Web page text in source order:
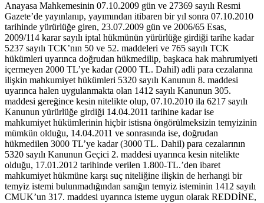
Anayasa Mahkemesinin 07.10.2009 gün ve 27369 sayılı Resmi
Gazete’de yayınlanıp, yayımından itibaren bir yıl sonra 07.10.2010
tarihinde yürürlüğe giren, 23.07.2009 gün ve 2006/65 Esas,
2009/114 karar sayılı iptal hükmünün yürürlüğe girdiği tarihe kadar
5237 sayılı TCK’nın 50 ve 52. maddeleri ve 765 sayılı TCK
hükümleri uyarınca doğrudan hükmedilip, başkaca hak mahrumiyeti
içermeyen 2000 TL’ye kadar (2000 TL. Dahil) adli para cezalarına
ilişkin mahkumiyet hükümleri 5320 sayılı Kanunun 8. maddesi
uyarınca halen uygulanmakta olan 1412 sayılı Kanunun 305.
maddesi gereğince kesin nitelikte olup, 07.10.2010 ila 6217 sayılı
Kanunun yürürlüğe girdiği 14.04.2011 tarihine kadar ise
mahkumiyet hükümlerinin hiçbir istisna öngörülmeksizin temyizinin
mümkün olduğu, 14.04.2011 ve sonrasında ise, doğrudan
hükmedilen 3000 TL’ye kadar (3000 TL. Dahil) para cezalarının
5320 sayılı Kanunun Geçici 2. maddesi uyarınca kesin nitelikte
olduğu, 17.01.2012 tarihinde verilen 1.800-TL.’den ibaret
mahkumiyet hükmüne karşı suç niteliğine ilişkin de herhangi bir
temyiz istemi bulunmadığından sanığın temyiz isteminin 1412 sayılı
CMUK’un 317. maddesi uyarınca isteme uygun olarak REDDİNE,